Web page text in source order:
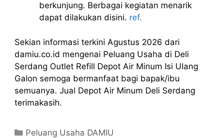
berkunjung. Berbagai kegiatan menarik
dapat dilakukan disini. ref.
Sekian informasi terkini Agustus 2026 dari
damiu.co.id mengenai Peluang Usaha di Deli
Serdang Outlet Refill Depot Air Minum Isi Ulang
Galon semoga bermanfaat bagi bapak/ibu
semuanya. Jual Depot Air Minum Deli Serdang
terimakasih.
Kategori
Peluang Usaha DAMIU